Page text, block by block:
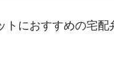
トにおすすめの宅